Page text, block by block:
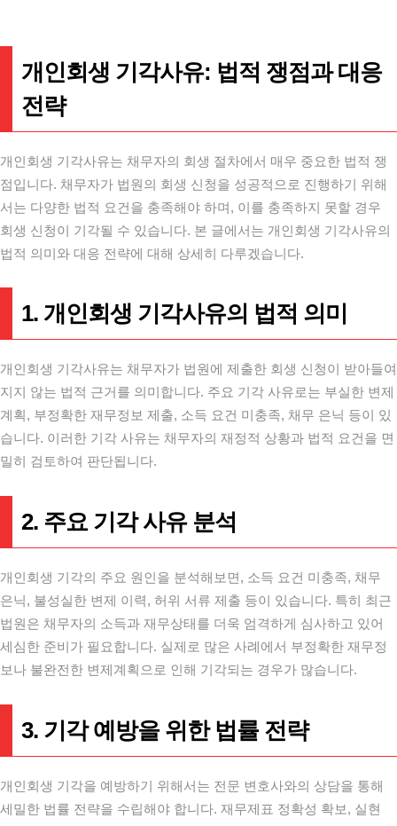
개인회생 기각사유: 법적 쟁점과 대응
전략
개인회생 기각사유는 채무자의 회생 절차에서 매우 중요한 법적 쟁
점입니다. 채무자가 법원의 회생 신청을 성공적으로 진행하기 위해
서는 다양한 법적 요건을 충족해야 하며, 이를 충족하지 못할 경우
회생 신청이 기각될 수 있습니다. 본 글에서는 개인회생 기각사유의
법적 의미와 대응 전략에 대해 상세히 다루겠습니다.
1. 개인회생 기각사유의 법적 의미
개인회생 기각사유는 채무자가 법원에 제출한 회생 신청이 받아들여
지지 않는 법적 근거를 의미합니다. 주요 기각 사유로는 부실한 변제
계획, 부정확한 재무정보 제출, 소득 요건 미충족, 채무 은닉 등이 있
습니다. 이러한 기각 사유는 채무자의 재정적 상황과 법적 요건을 면
밀히 검토하여 판단됩니다.
2. 주요 기각 사유 분석
개인회생 기각의 주요 원인을 분석해보면, 소득 요건 미충족, 채무
은닉, 불성실한 변제 이력, 허위 서류 제출 등이 있습니다. 특히 최근
법원은 채무자의 소득과 재무상태를 더욱 엄격하게 심사하고 있어
세심한 준비가 필요합니다. 실제로 많은 사례에서 부정확한 재무정
보나 불완전한 변제계획으로 인해 기각되는 경우가 많습니다.
3. 기각 예방을 위한 법률 전략
개인회생 기각을 예방하기 위해서는 전문 변호사와의 상담을 통해
세밀한 법률 전략을 수립해야 합니다. 재무제표 정확성 확보, 실현